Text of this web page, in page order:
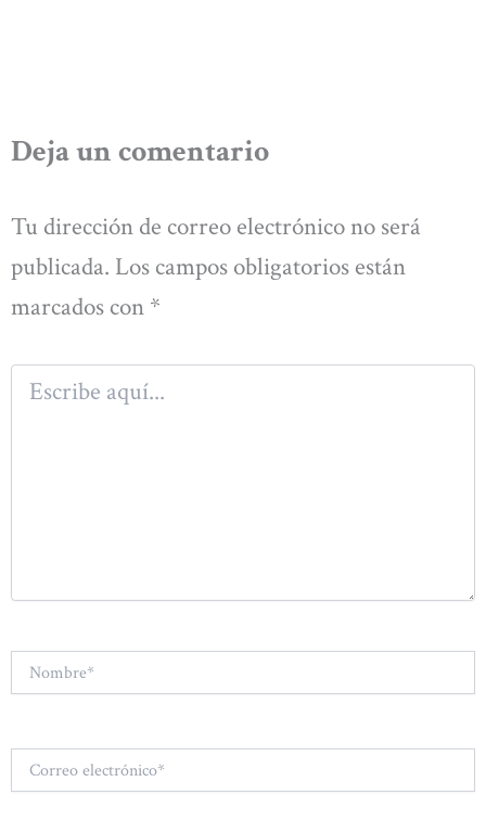
Deja un comentario
Tu dirección de correo electrónico no será
publicada. Los campos obligatorios están
marcados con *
Escribe
aquí...
electrónico*